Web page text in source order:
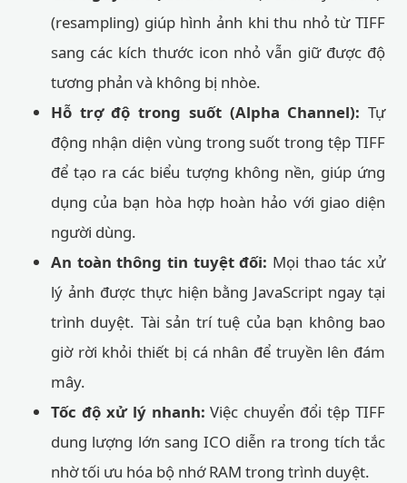
(resampling) giúp hình ảnh khi thu nhỏ từ TIFF
sang các kích thước icon nhỏ vẫn giữ được độ
tương phản và không bị nhòe.
Hỗ trợ độ trong suốt (Alpha Channel): Tự
động nhận diện vùng trong suốt trong tệp TIFF
để tạo ra các biểu tượng không nền, giúp ứng
dụng của bạn hòa hợp hoàn hảo với giao diện
người dùng.
An toàn thông tin tuyệt đối: Mọi thao tác xử
lý ảnh được thực hiện bằng JavaScript ngay tại
trình duyệt. Tài sản trí tuệ của bạn không bao
giờ rời khỏi thiết bị cá nhân để truyền lên đám
mây.
Tốc độ xử lý nhanh: Việc chuyển đổi tệp TIFF
dung lượng lớn sang ICO diễn ra trong tích tắc
nhờ tối ưu hóa bộ nhớ RAM trong trình duyệt.